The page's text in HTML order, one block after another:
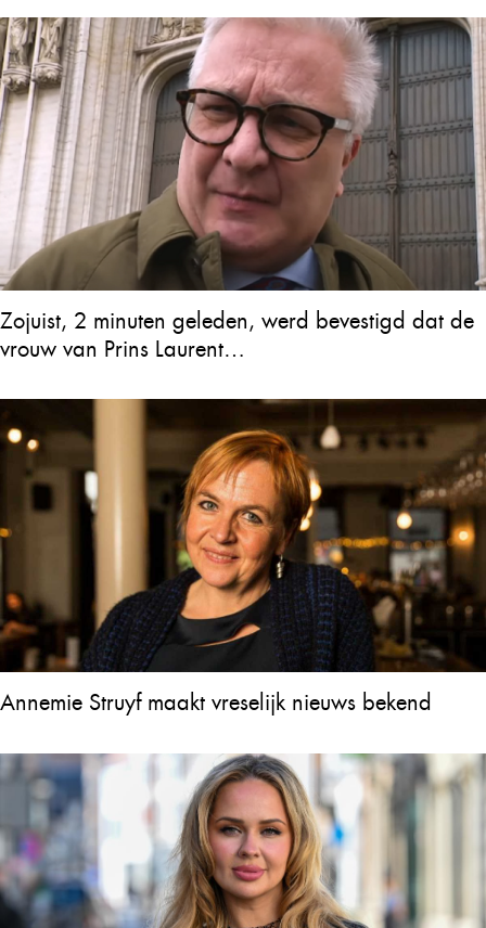
Zojuist, 2 minuten geleden, werd bevestigd dat de
vrouw van Prins Laurent…
Annemie Struyf maakt vreselijk nieuws bekend